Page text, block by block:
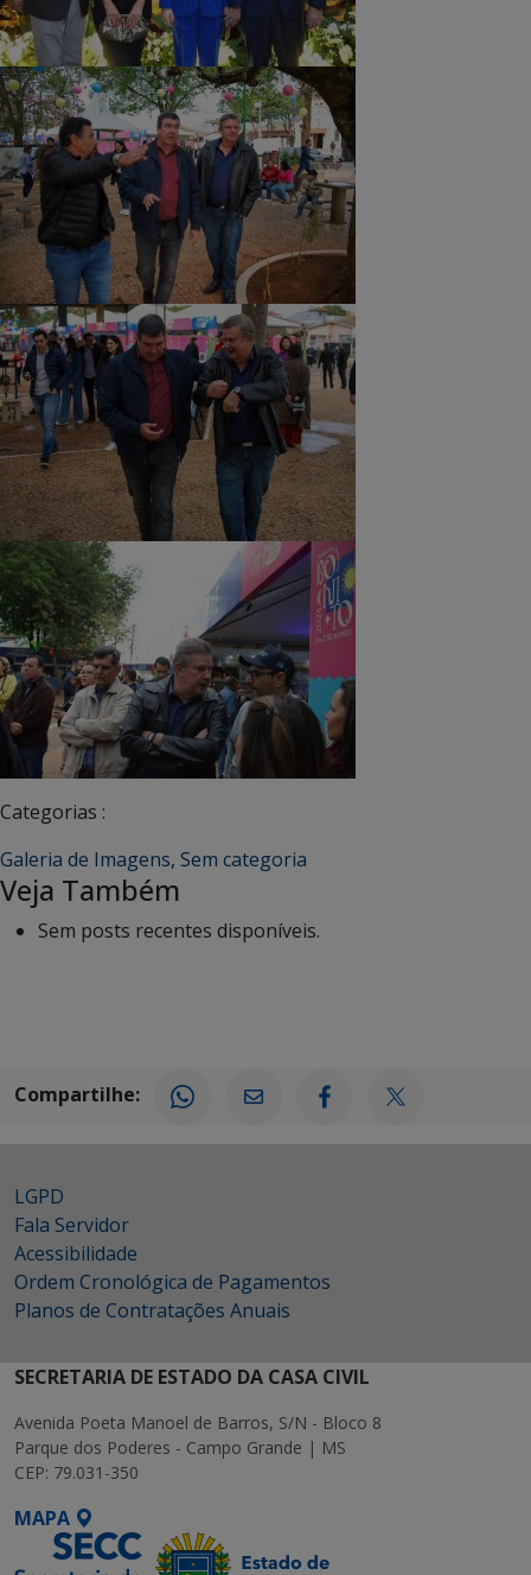
Categorias :
Galeria de Imagens, Sem categoria
Veja Também
Sem posts recentes disponíveis.
Compartilhe:
LGPD
Fala Servidor
Acessibilidade
Ordem Cronológica de Pagamentos
Planos de Contratações Anuais
SECRETARIA DE ESTADO DA CASA CIVIL
Avenida Poeta Manoel de Barros, S/N - Bloco 8
Parque dos Poderes - Campo Grande | MS
CEP: 79.031-350
MAPA